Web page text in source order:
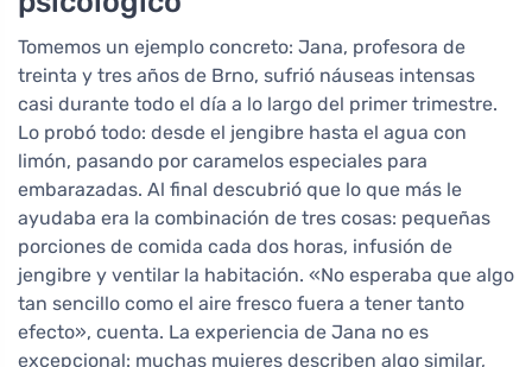
Tomemos un ejemplo concreto: Jana, profesora de
treinta y tres años de Brno, sufrió náuseas intensas
casi durante todo el día a lo largo del primer trimestre.
Lo probó todo: desde el jengibre hasta el agua con
limón, pasando por caramelos especiales para
embarazadas. Al final descubrió que lo que más le
ayudaba era la combinación de tres cosas: pequeñas
porciones de comida cada dos horas, infusión de
jengibre y ventilar la habitación. «No esperaba que algo
tan sencillo como el aire fresco fuera a tener tanto
efecto», cuenta. La experiencia de Jana no es
excepcional: muchas mujeres describen algo similar,